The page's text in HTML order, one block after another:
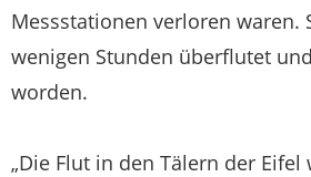
Messstationen verloren waren.
wenigen Stunden überflutet
worden.
„Die Flut in den Tälern der Eifel